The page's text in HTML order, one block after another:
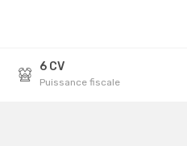
6 CV
Puissance fiscale